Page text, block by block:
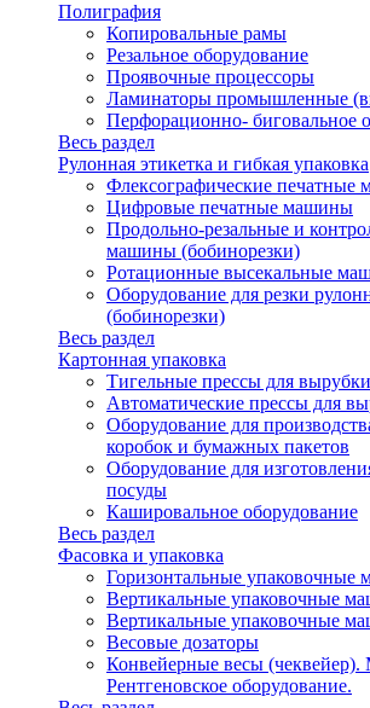
Полиграфия
Копировальные рамы
Резальное оборудование
Проявочные процессоры
Ламинаторы промышленные
Перфорационно- биговальное
Весь раздел
Рулонная этикетка и гибкая упаковка
Флексографические печатные
Цифровые печатные машины
Продольно-резальные и
машины (бобинорезки)
Ротационные высекальные
Оборудование для резки
(бобинорезки)
Весь раздел
Картонная упаковка
Тигельные прессы для
Автоматические прессы для
Оборудование для
коробок и бумажных пакетов
Оборудование для
посуды
Кашировальное оборудование
Весь раздел
Фасовка и упаковка
Горизонтальные упаковочные
Вертикальные упаковочные
Вертикальные упаковочные
Весовые дозаторы
Конвейерные весы (чеквейер).
Рентгеновское оборудование.